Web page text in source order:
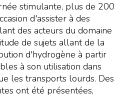
stimulante, plus de 200
d'assister à des
des acteurs du domaine
de sujets allant de la
d'hydrogène à partir
à son utilisation dans
les transports lourds. Des
ont été présentées,